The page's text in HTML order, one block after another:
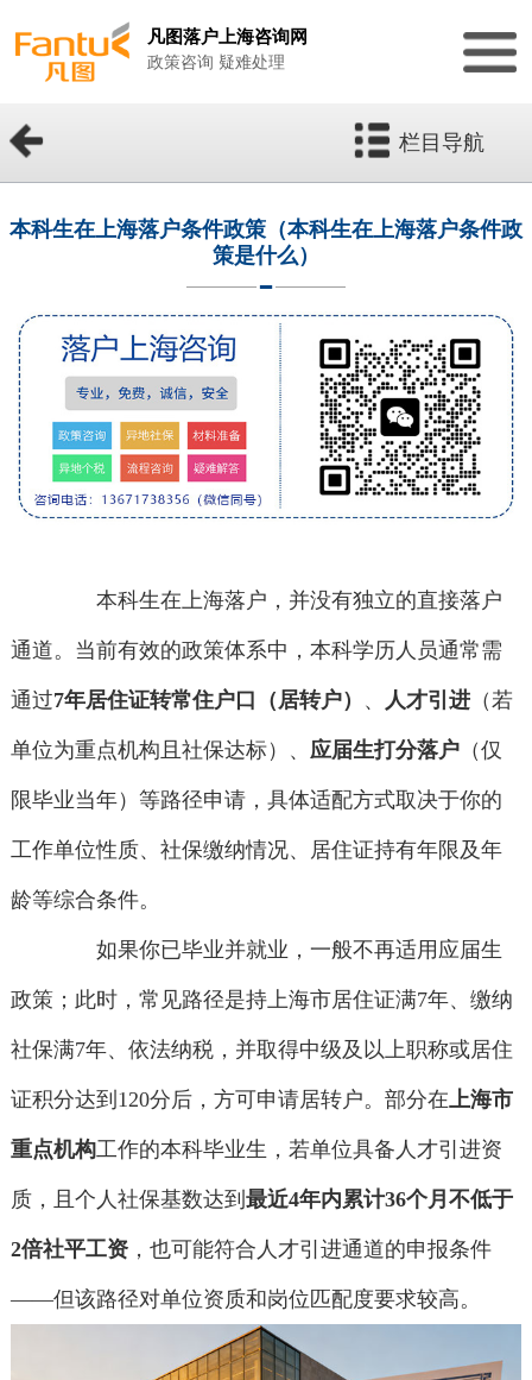
凡图落户上海咨询网
政策咨询 疑难处理
栏目导航
本科生在上海落户条件政策（本科生在上海落户条件政
策是什么）
本科生在上海落户，并没有独立的直接落户
通道。当前有效的政策体系中，本科学历人员通常需
通过7年居住证转常住户口（居转户） 、 人才引进（若
单位为重点机构且社保达标）、 应届生打分落户（仅
限毕业当年）等路径申请，具体适配方式取决于你的
工作单位性质、社保缴纳情况、居住证持有年限及年
龄等综合条件。
如果你已毕业并就业，一般不再适用应届生
政策；此时，常见路径是持上海市居住证满7年、缴纳
社保满7年、依法纳税，并取得中级及以上职称或居住
证积分达到120分后，方可申请居转户。部分在上海市
重点机构工作的本科毕业生，若单位具备人才引进资
质，且个人社保基数达到 最近4年内累计36个月不低于
2倍社平工资，也可能符合人才引进通道的申报条件
——但该路径对单位资质和岗位匹配度要求较高。